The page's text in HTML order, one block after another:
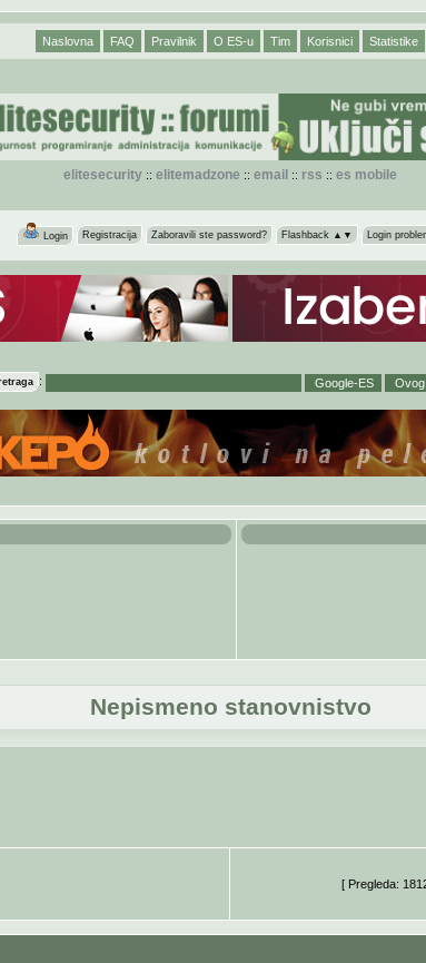
Naslovna FAQ Pravilnik O ES-u Tim Korisnici Statistike
elitesecurity:: elitemadzone :: email :: rss :: es mobile
Login Registracija Zaboravili ste password? Flashback ▲▼ Login
:
Nepismeno stanovnistvo
[ Pregleda: